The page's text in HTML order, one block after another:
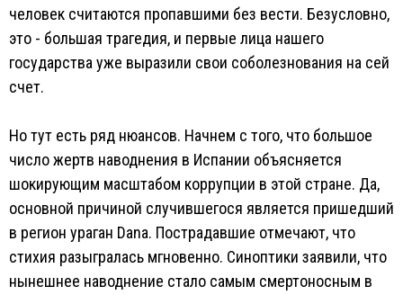
человек считаются пропавшими без вести. Безусловно,
это - большая трагедия, и первые лица нашего
государства уже выразили свои соболезнования на сей
счет.
Но тут есть ряд нюансов. Начнем с того, что большое
число жертв наводнения в Испании объясняется
шокирующим масштабом коррупции в этой стране. Да,
основной причиной случившегося является пришедший
в регион ураган Dana. Пострадавшие отмечают, что
стихия разыгралась мгновенно. Синоптики заявили, что
нынешнее наводнение стало самым смертоносным в